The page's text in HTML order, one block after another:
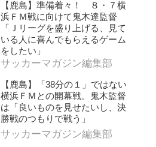
【鹿島】準備着々！ ８・７横
浜ＦＭ戦に向けて鬼木達監督
「Ｊリーグを盛り上げる、見て
いる人に喜んでもらえるゲーム
をしたい」
サッカーマガジン編集部
【鹿島】「38分の１」ではない
横浜ＦＭとの開幕戦。鬼木監督
は「良いものを見せたいし、決
勝戦のつもりで戦う」
サッカーマガジン編集部